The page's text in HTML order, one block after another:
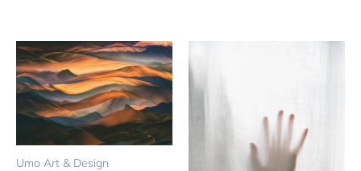
Umo Art & Design